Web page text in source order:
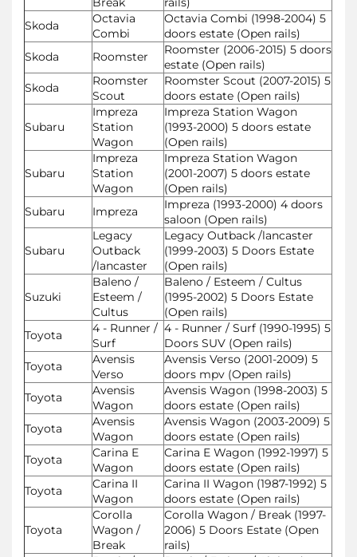
Skoda
Octavia
Combi
Octavia Combi (1998-2004) 5
doors estate (Open rails)
Skoda
Roomster
Roomster (2006-2015) 5 doors
estate (Open rails)
Skoda
Roomster
Scout
Roomster Scout (2007-2015) 5
doors estate (Open rails)
Subaru
Impreza
Station
Wagon
Impreza Station Wagon
(1993-2000) 5 doors estate
(Open rails)
Subaru
Impreza
Station
Wagon
Impreza Station Wagon
(2001-2007) 5 doors estate
(Open rails)
Subaru
Impreza
Impreza (1993-2000) 4 doors
saloon (Open rails)
Subaru
Legacy
Outback
/lancaster
Legacy Outback /lancaster
(1999-2003) 5 Doors Estate
(Open rails)
Suzuki
Baleno /
Esteem /
Cultus
Baleno / Esteem / Cultus
(1995-2002) 5 Doors Estate
(Open rails)
Toyota
4 - Runner /
Surf
4 - Runner / Surf (1990-1995) 5
Doors SUV (Open rails)
Toyota
Avensis
Verso
Avensis Verso (2001-2009) 5
doors mpv (Open rails)
Toyota
Avensis
Wagon
Avensis Wagon (1998-2003) 5
doors estate (Open rails)
Toyota
Avensis
Wagon
Avensis Wagon (2003-2009) 5
doors estate (Open rails)
Toyota
Carina E
Wagon
Carina E Wagon (1992-1997) 5
doors estate (Open rails)
Toyota
Carina II
Wagon
Carina II Wagon (1987-1992) 5
doors estate (Open rails)
Toyota
Corolla
Wagon /
Break
Corolla Wagon / Break (1997-
2006) 5 Doors Estate (Open
rails)